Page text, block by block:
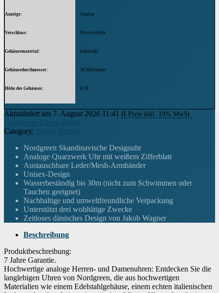
Anzeige Analog
Verschluss Dornschließe
Gehäusematerial Edelstahl
Gehäusedurchmesser 36 Millimeter
Höhe des Gehäuses 6.38
Breite des Armbands 18 Millimeter
Armbandfarbe Grau
Zifferblattfarbe weiß
Material der Lünette Edelstahl
Ausstattung Wasserdicht
Gewicht
Uhrwerk
Wasserdichtigkeitszertifizierung 3.00 atmosphere
Aktualisiert am 7. August 2026 11:41 II Preis inkl. 19% MwSt.
Category:
Nordgreen Skandinavische Designuhr
Analoge Quarzwerk Uhr mit weißem Zifferblatt
Austauschbare Leder/Mesh-Armbänder
Unisex-Design
Wasserbeständig bis 30m (nicht zum Schwimmen oder
Tauchen geeignet)
Nachhaltige und umweltfreundliche Verpackung
Unterstützt drei wohltätige Zwecke
Zeitloses dänisches Design von Jakob Wagner
Beschreibung
Produktbeschreibung:
7 Jahre Garantie.
Hochwertige analoge Herren- und Damenuhren: Entdecken Sie die
langlebigen Uhren von Nordgreen, die aus hochwertigen
Materialien wie einem Edelstahlgehäuse, einem echten italienischen